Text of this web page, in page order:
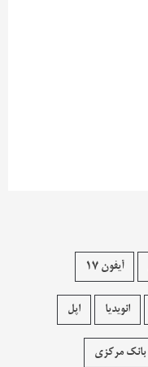
آیفون 17
انویدیا اپل
بانک مرکزی